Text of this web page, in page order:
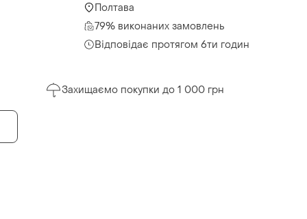
Полтава
79% виконаних замовлень
Відповідає протягом 6ти годин
Захищаємо покупки до 1 000 грн